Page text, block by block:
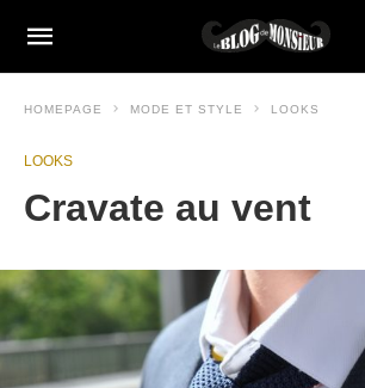
HOMEPAGE MODE ET STYLE LOOKS
LOOKS
Cravate au vent